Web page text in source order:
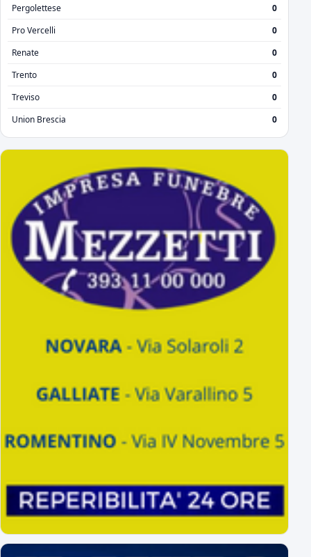
Pergolettese
0
Pro Vercelli
0
Renate
0
Trento
0
Treviso
0
Union Brescia
0